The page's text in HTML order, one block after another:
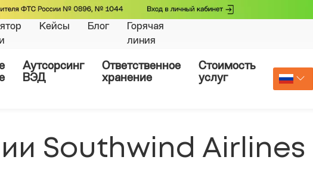
Кейсы Блог
Горячая
линия
Аутсорсинг
ВЭД
Ответственное
хранение
Стоимость
услуг
Select
Southwind Airlines